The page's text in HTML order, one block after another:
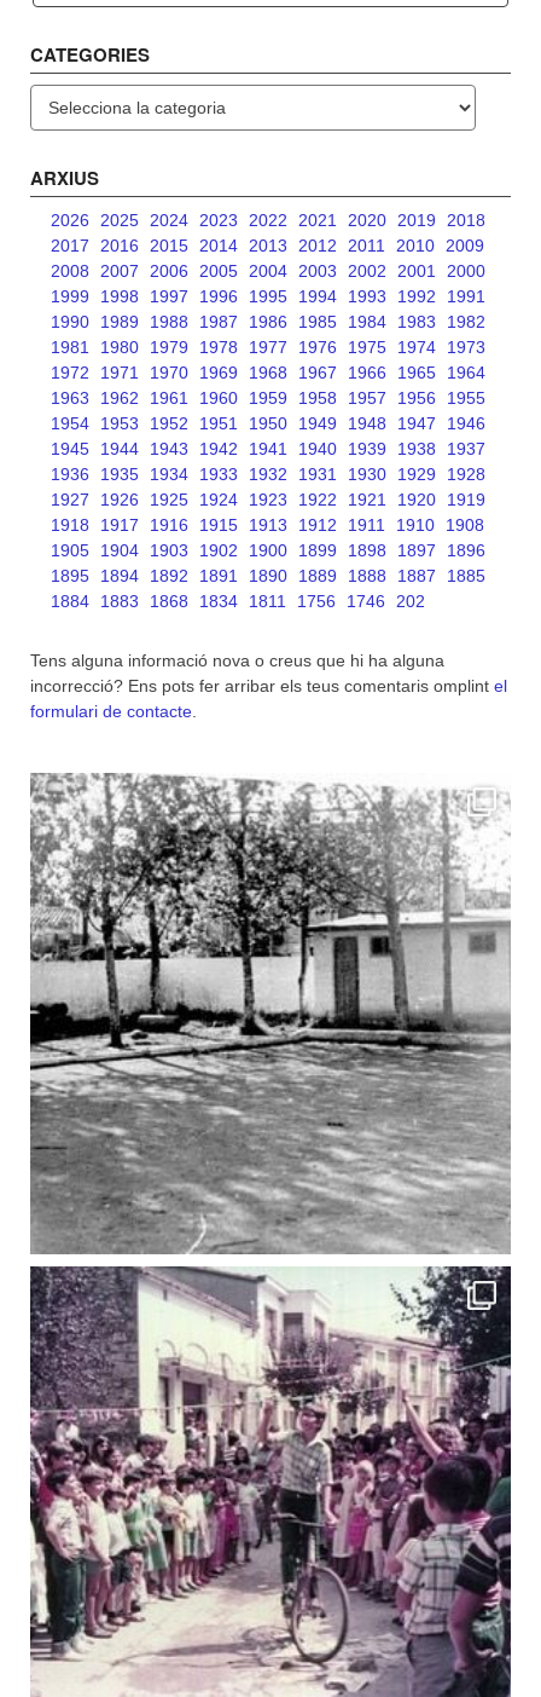
CATEGORIES
ARXIUS
2026 2025 2024 2023 2022 2021 2020 2019
2018
2017
2016 2015 2014 2013 2012 2011 2010 2009
2008
2007 2006 2005 2004 2003 2002 2001
2000
1999
1998 1997 1996 1995 1994 1993 1992
1991
1990
1989 1988 1987 1986 1985 1984 1983
1982
1981
1980 1979 1978 1977 1976 1975 1974
1973
1972
1971 1970 1969 1968 1967 1966 1965
1964
1963
1962 1961 1960 1959 1958 1957 1956
1955
1954
1953 1952 1951 1950 1949 1948 1947
1946
1945
1944 1943 1942 1941 1940 1939 1938
1937
1936
1935 1934 1933 1932 1931 1930 1929
1928
1927
1926 1925 1924 1923 1922 1921 1920
1919
1918
1917 1916 1915 1913 1912 1911 1910
1908
1905
1904 1903 1902 1900 1899 1898 1897
1896
1895
1894 1892 1891 1890 1889 1888 1887
1885
1884
1883 1868 1834 1811 1756 1746 202
Tens alguna informació nova o creus que hi ha alguna
incorrecció? Ens pots fer arribar els teus comentaris omplint el
formulari de contacte.